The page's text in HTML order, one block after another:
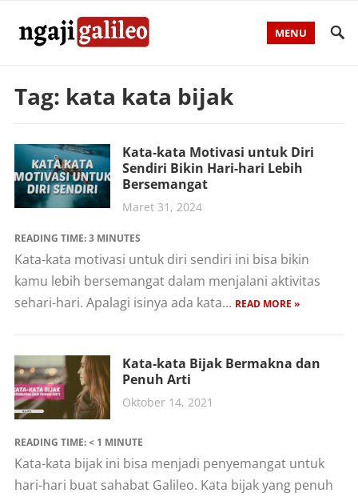
MENU
Tag: kata kata bijak
Kata-kata Motivasi untuk Diri
Sendiri Bikin Hari-hari Lebih
Bersemangat
Maret 31, 2024
READING TIME:3 MINUTES
Kata-kata motivasi untuk diri sendiri ini bisa bikin
kamu lebih bersemangat dalam menjalani aktivitas
sehari-hari. Apalagi isinya ada kata... READ MORE »
Kata-kata Bijak Bermakna dan
Penuh Arti
Oktober 14, 2021
READING TIME:< 1 MINUTE
Kata-kata bijak ini bisa menjadi penyemangat untuk
hari-hari buat sahabat Galileo. Kata bijak yang penuh